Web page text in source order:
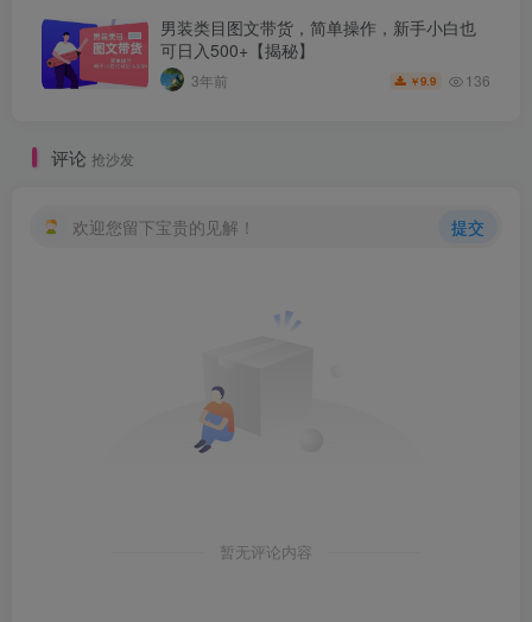
男装类目图文带货，简单操作，新手小白也
可日入500+【揭秘】
3年前 ￥9.9 136
评论 抢沙发
欢迎您留下宝贵的见解！ 提交
暂无评论内容